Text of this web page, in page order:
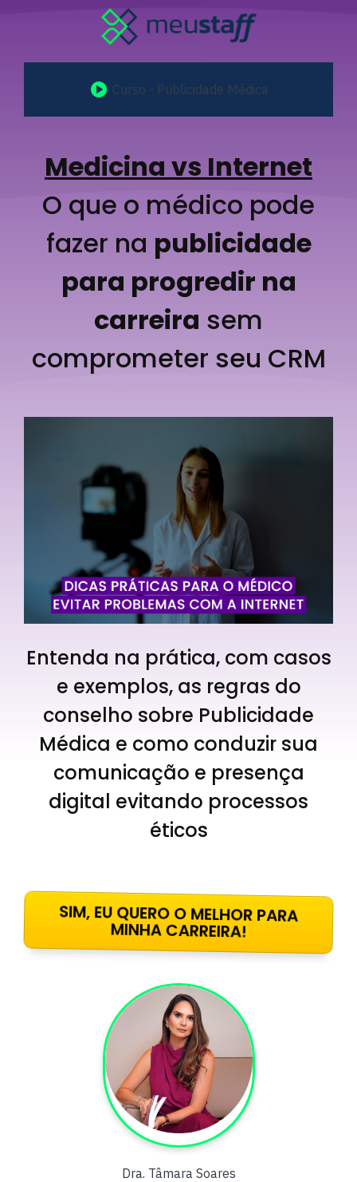
Curso - Publicidade Médica
Medicina vs Internet
O que o médico pode
fazer na publicidade
para progredir na
carreira sem
comprometer seu CRM
Entenda na prática, com casos
e exemplos, as regras do
conselho sobre Publicidade
Médica e como conduzir sua
comunicação e presença
digital evitando processos
éticos
SIM, EU QUERO O MELHOR PARA
MINHA CARREIRA!
Dra. Tâmara Soares